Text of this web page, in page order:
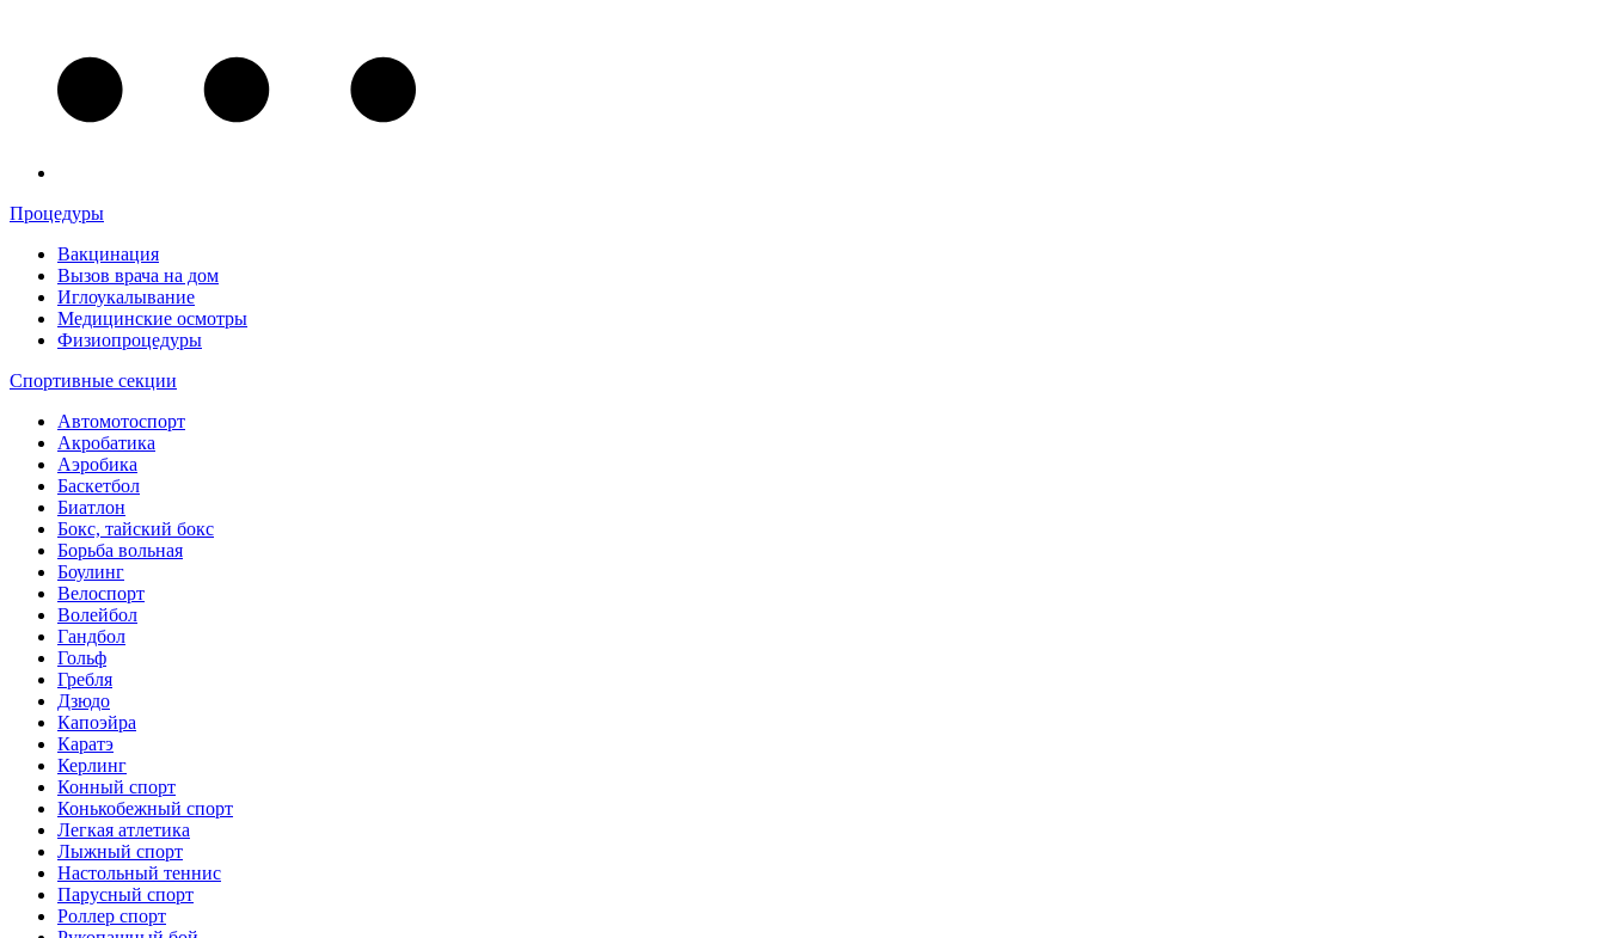
Процедуры
Вакцинация
Вызов врача на дом
Иглоукалывание
Медицинские осмотры
Физиопроцедуры
Спортивные секции
Автомотоспорт
Акробатика
Аэробика
Баскетбол
Биатлон
Бокс, тайский бокс
Борьба вольная
Боулинг
Велоспорт
Волейбол
Гандбол
Гольф
Гребля
Дзюдо
Капоэйра
Каратэ
Керлинг
Конный спорт
Конькобежный спорт
Легкая атлетика
Лыжный спорт
Настольный теннис
Парусный спорт
Роллер спорт